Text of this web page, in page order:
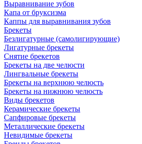
Выравнивание зубов
Капа от бруксизма
Каппы для выравнивания зубов
Брекеты
Безлигатурные (самолигирующие)
Лигатурные брекеты
Снятие брекетов
Брекеты на две челюсти
Лингвальные брекеты
Брекеты на верхнюю челюсть
Брекеты на нижнюю челюсть
Виды брекетов
Керамические брекеты
Сапфировые брекеты
Металлические брекеты
Невидимые брекеты